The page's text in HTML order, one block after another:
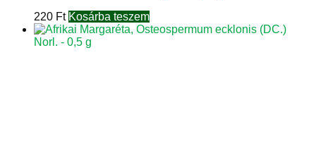
220 Ft Kosárba teszem